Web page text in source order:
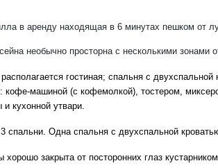
в аренду находящая в 6 минутах пешком от
необычно просторна с несколькими
гостиная; спальня с
машиной (с кофемолкой), тостером,
кухонной утвари.
спальни. Одна спальня с двухспальной
хорошо закрыта от посторонних глаз